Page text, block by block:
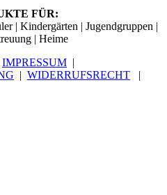
FÜR:
| Kindergärten | Jugendgruppen |
| Heime
IMPRESSUM |
| WIDERRUFSRECHT |